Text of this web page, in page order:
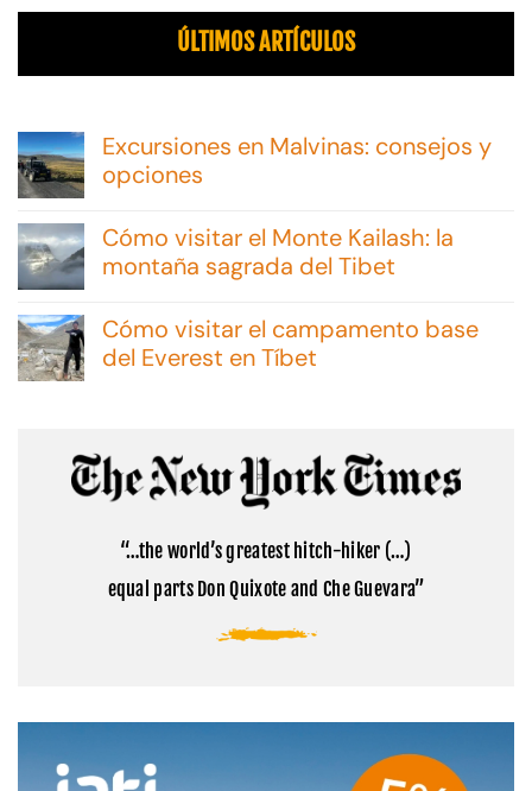
ÚLTIMOS ARTÍCULOS
Excursiones en Malvinas: consejos y
opciones
hay
comentarios
en
Excursiones
Malvinas:
consejos
y
opciones
Cómo visitar el Monte Kailash: la
montaña sagrada del Tibet
hay
comentarios
en
Cómo
la
montaña
sagrada
Tibet
Cómo visitar el campamento base
del Everest en Tíbet
Cómo
visitar
el
base
Everest
en
“…the world’s greatest hitch-hiker (…)
equal parts Don Quixote and Che Guevara”